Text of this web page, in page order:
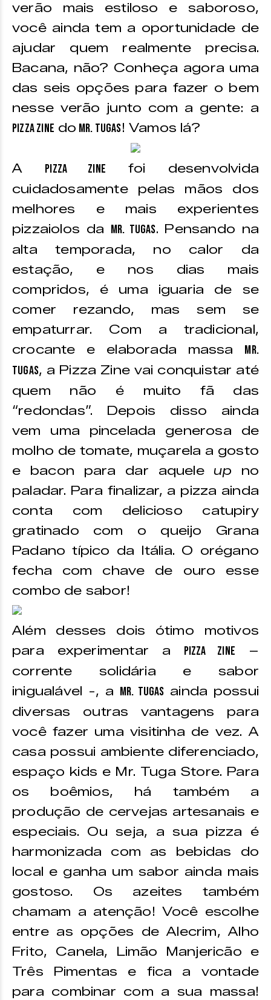
verão mais estiloso e saboroso,
você ainda tem a oportunidade de
ajudar quem realmente precisa.
Bacana, não? Conheça agora uma
das seis opções para fazer o bem
nesse verão junto com a gente: a
Pizza Zine do Mr. Tugas! Vamos lá?
A Pizza Zine foi desenvolvida
cuidadosamente pelas mãos dos
melhores e mais experientes
pizzaiolos da Mr. Tugas. Pensando na
alta temporada, no calor da
estação, e nos dias mais
compridos, é uma iguaria de se
comer rezando, mas sem se
empaturrar. Com a tradicional,
crocante e elaborada massa Mr.
Tugas, a Pizza Zine vai conquistar até
quem não é muito fã das
“redondas”. Depois disso ainda
vem uma pincelada generosa de
molho de tomate, muçarela a gosto
e bacon para dar aquele up no
paladar. Para finalizar, a pizza ainda
conta com delicioso catupiry
gratinado com o queijo Grana
Padano típico da Itália. O orégano
fecha com chave de ouro esse
combo de sabor!
Além desses dois ótimo motivos
para experimentar a Pizza Zine –
corrente solidária e sabor
inigualável -, a Mr. Tugas ainda possui
diversas outras vantagens para
você fazer uma visitinha de vez. A
casa possui ambiente diferenciado,
espaço kids e Mr. Tuga Store. Para
os boêmios, há também a
produção de cervejas artesanais e
especiais. Ou seja, a sua pizza é
harmonizada com as bebidas do
local e ganha um sabor ainda mais
gostoso. Os azeites também
chamam a atenção! Você escolhe
entre as opções de Alecrim, Alho
Frito, Canela, Limão Manjericão e
Três Pimentas e fica a vontade
para combinar com a sua massa!